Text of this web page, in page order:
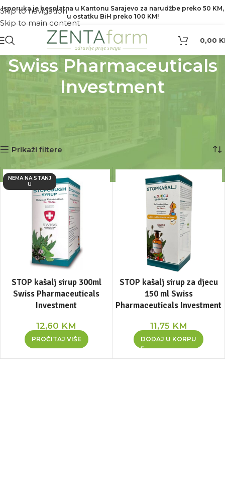
Skip to navigation
Skip to main content
Isporuka je besplatna u Kantonu Sarajevo za narudžbe preko 50 KM,
u ostatku BiH preko 100 KM!
0,00
Swiss Pharmaceuticals
Investment
Prikaz svih 2 rezultata
Prikaži filtere
NEMA NA STANJ
U
STOP kašalj sirup 300ml
Swiss Pharmaceuticals
Investment
12,60 KM
PROČITAJ VIŠE
STOP kašalj sirup za djecu
150 ml Swiss
Pharmaceuticals Investment
11,75 KM
DODAJ U KORPU